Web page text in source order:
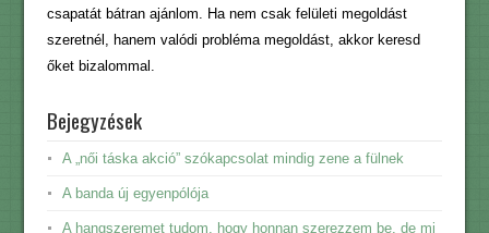
csapatát bátran ajánlom. Ha nem csak felületi megoldást
szeretnél, hanem valódi probléma megoldást, akkor keresd
őket bizalommal.
Bejegyzések
A „női táska akció” szókapcsolat mindig zene a fülnek
A banda új egyenpólója
A hangszeremet tudom, hogy honnan szerezzem be, de mi